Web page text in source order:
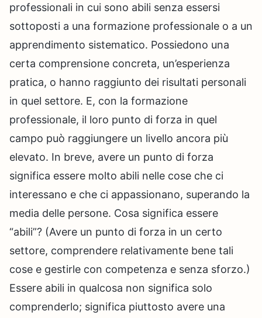
professionali in cui sono abili senza essersi
sottoposti a una formazione professionale o a un
apprendimento sistematico. Possiedono una
certa comprensione concreta, un’esperienza
pratica, o hanno raggiunto dei risultati personali
in quel settore. E, con la formazione
professionale, il loro punto di forza in quel
campo può raggiungere un livello ancora più
elevato. In breve, avere un punto di forza
significa essere molto abili nelle cose che ci
interessano e che ci appassionano, superando la
media delle persone. Cosa significa essere
“abili”? (Avere un punto di forza in un certo
settore, comprendere relativamente bene tali
cose e gestirle con competenza e senza sforzo.)
Essere abili in qualcosa non significa solo
comprenderlo; significa piuttosto avere una